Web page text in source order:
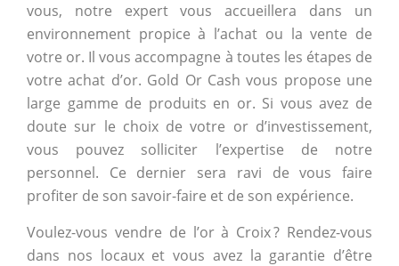
vous, notre expert vous accueillera dans un
environnement propice à l’achat ou la vente de
votre or. Il vous accompagne à toutes les étapes de
votre achat d’or. Gold Or Cash vous propose une
large gamme de produits en or. Si vous avez de
doute sur le choix de votre or d’investissement,
vous pouvez solliciter l’expertise de notre
personnel. Ce dernier sera ravi de vous faire
profiter de son savoir-faire et de son expérience.
Voulez-vous vendre de l’or à Croix ? Rendez-vous
dans nos locaux et vous avez la garantie d’être